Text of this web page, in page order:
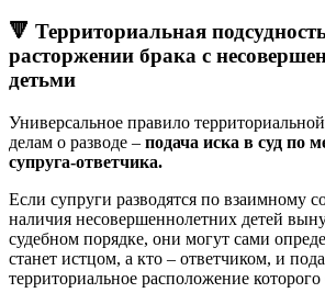
🔻 Территориальная
расторжении брака с
детьми
Универсальное правило
делам о разводе – подача иска в суд по
супруга-ответчика.
Если супруги разводятся по взаимному
наличия несовершеннолетних детей
судебном порядке, они могут сами
станет истцом, а кто – ответчиком, и
территориальное расположение которого